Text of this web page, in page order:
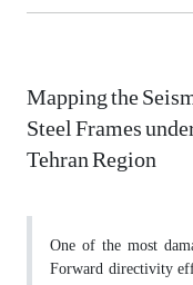
Mapping the
Steel Frames
Tehran Region
One of the most
Forward directivity